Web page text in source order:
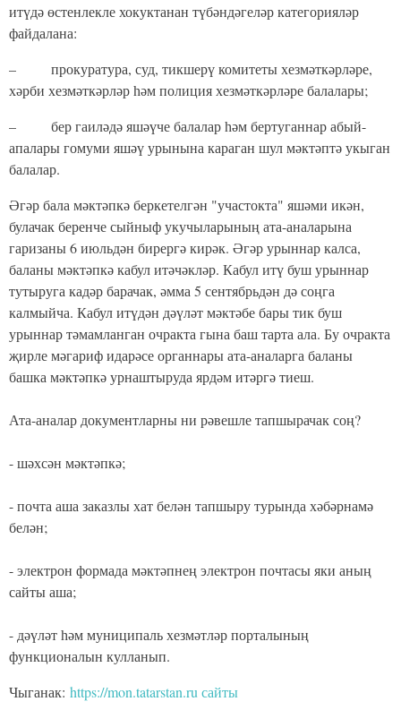
итүдә өстенлекле хокуктанан түбәндәгеләр категорияләр
файдалана:
– прокуратура, суд, тикшерү комитеты хезмәткәрләре,
хәрби хезмәткәрләр һәм полиция хезмәткәрләре балалары;
– бер гаиләдә яшәүче балалар һәм бертуганнар абый-
апалары гомуми яшәү урынына караган шул мәктәптә укыган
балалар.
Әгәр бала мәктәпкә беркетелгән "участокта" яшәми икән,
булачак беренче сыйныф укучыларының ата-аналарына
гаризаны 6 июльдән бирергә кирәк. Әгәр урыннар калса,
баланы мәктәпкә кабул итәчәкләр. Кабул итү буш урыннар
тутыруга кадәр барачак, әмма 5 сентябрьдән дә соңга
калмыйча. Кабул итүдән дәүләт мәктәбе бары тик буш
урыннар тәмамланган очракта гына баш тарта ала. Бу очракта
җирле мәгариф идарәсе органнары ата-аналарга баланы
башка мәктәпкә урнаштыруда ярдәм итәргә тиеш.
Ата-аналар документларны ни рәвешле тапшырачак соң?
- шәхсән мәктәпкә;
- почта аша заказлы хат белән тапшыру турында хәбәрнамә
белән;
- электрон формада мәктәпнең электрон почтасы яки аның
сайты аша;
- дәүләт һәм муниципаль хезмәтләр порталының
функционалын кулланып.
Чыганак: https://mon.tatarstan.ru сайты